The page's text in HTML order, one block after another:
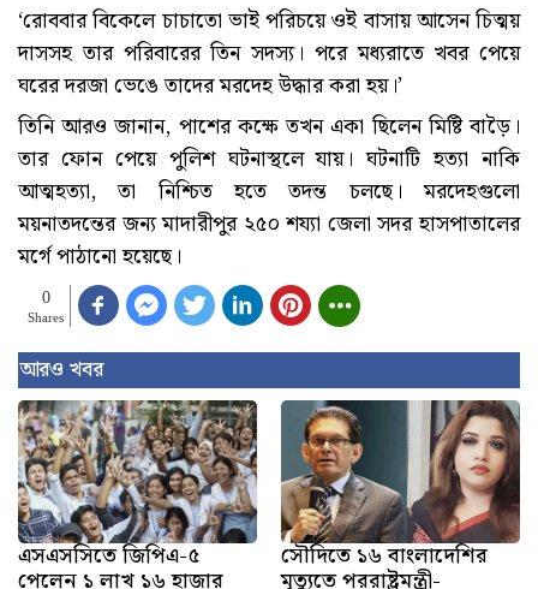
‘রোববার বিকেলে চাচাতো ভাই পরিচয়ে ওই বাসায় আসেন চিত্ময়
দাসসহ তার পরিবারের তিন সদস্য। পরে মধ্যরাতে খবর পেয়ে
ঘরের দরজা ভেঙে তাদের মরদেহ উদ্ধার করা হয়।’
তিনি আরও জানান, পাশের কক্ষে তখন একা ছিলেন মিষ্টি বাড়ৈ।
তার ফোন পেয়ে পুলিশ ঘটনাস্থলে যায়। ঘটনাটি হত্যা নাকি
আত্মহত্যা, তা নিশ্চিত হতে তদন্ত চলছে। মরদেহগুলো
ময়নাতদন্তের জন্য মাদারীপুর ২৫০ শয্যা জেলা সদর হাসপাতালের
মর্গে পাঠানো হয়েছে।
0
Shares
আরও খবর
এসএসসিতে জিপিএ-৫
পেলেন ১ লাখ ১৬ হাজার
সৌদিতে ১৬ বাংলাদেশির
মৃত্যুতে পররাষ্ট্রমন্ত্রী-